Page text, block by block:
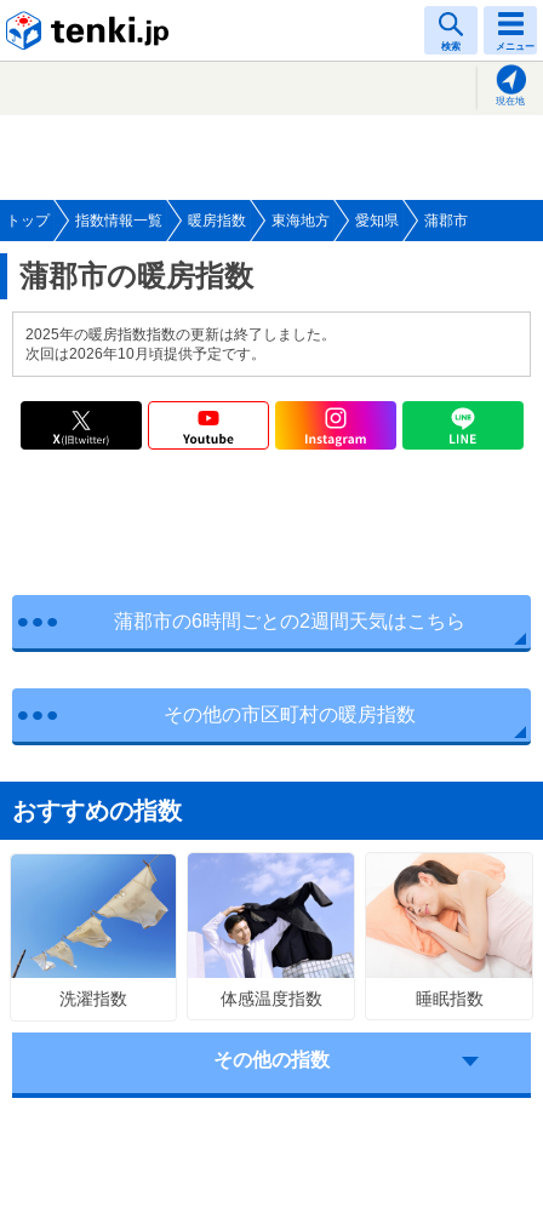
検索 メニュー
現在地
トップ 指数情報一覧 暖房指数 東海地方 愛知県 蒲郡市
蒲郡市の暖房指数
2025年の暖房指数指数の更新は終了しました。
次回は2026年10月頃提供予定です。
蒲郡市の6時間ごとの2週間天気はこちら
その他の市区町村の暖房指数
おすすめの指数
洗濯指数 体感温度指数 睡眠指数
その他の指数